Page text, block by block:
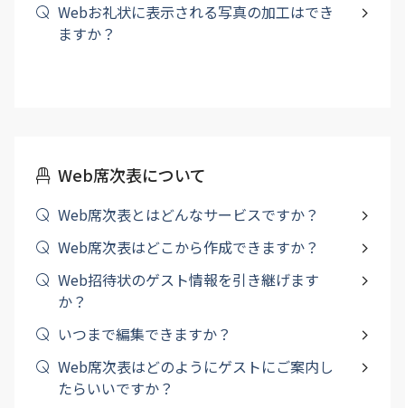
Webお礼状に表示される写真の加工はでき
ますか？
Web席次表について
Web席次表とはどんなサービスですか？
Web席次表はどこから作成できますか？
Web招待状のゲスト情報を引き継げます
か？
いつまで編集できますか？
Web席次表はどのようにゲストにご案内し
たらいいですか？